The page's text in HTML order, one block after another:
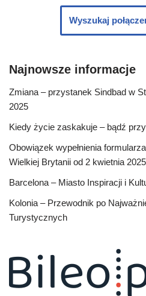
Wyszukaj
Najnowsze informacje
Zmiana – przystanek Sindbad w
2025
Kiedy życie zaskakuje – bądź
Obowiązek wypełnienia
Wielkiej Brytanii od 2 kwietnia 2025
Barcelona – Miasto Inspiracji i
Kolonia – Przewodnik po
Turystycznych